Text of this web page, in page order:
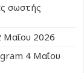
σωστής
Μαΐου 2026
4 Μαΐου